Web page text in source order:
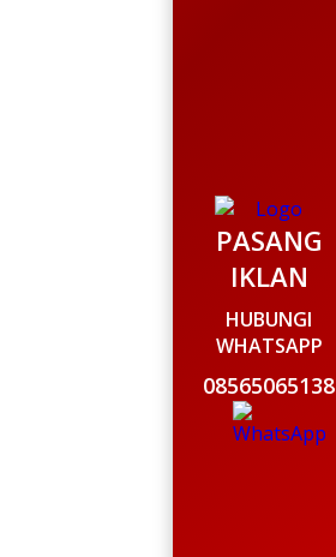
PASANG
IKLAN
HUBUNGI
WHATSAPP
08565065138